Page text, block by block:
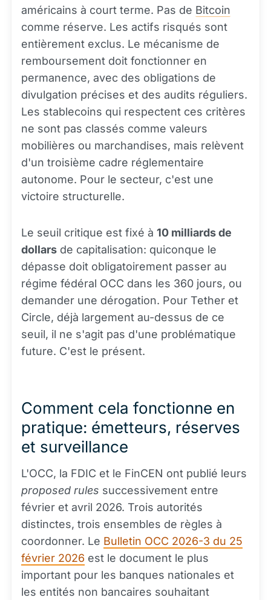
américains à court terme. Pas de Bitcoin
comme réserve. Les actifs risqués sont
entièrement exclus. Le mécanisme de
remboursement doit fonctionner en
permanence, avec des obligations de
divulgation précises et des audits réguliers.
Les stablecoins qui respectent ces critères
ne sont pas classés comme valeurs
mobilières ou marchandises, mais relèvent
d'un troisième cadre réglementaire
autonome. Pour le secteur, c'est une
victoire structurelle.
Le seuil critique est fixé à 10 milliards de
dollars de capitalisation: quiconque le
dépasse doit obligatoirement passer au
régime fédéral OCC dans les 360 jours, ou
demander une dérogation. Pour Tether et
Circle, déjà largement au-dessus de ce
seuil, il ne s'agit pas d'une problématique
future. C'est le présent.
Comment cela fonctionne en
pratique: émetteurs, réserves
et surveillance
L'OCC, la FDIC et le FinCEN ont publié leurs
proposed rules successivement entre
février et avril 2026. Trois autorités
distinctes, trois ensembles de règles à
coordonner. Le Bulletin OCC 2026-3 du 25
février 2026 est le document le plus
important pour les banques nationales et
les entités non bancaires souhaitant